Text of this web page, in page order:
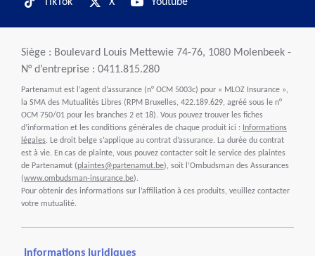
Siège : Boulevard Louis Mettewie 74-76, 1080 Molenbeek -
N° d’entreprise : 0411.815.280
Partenamut est l’agent d’assurance (n° OCM 5003c) pour « MLOZ Insurance »,
la SMA des Mutualités Libres (RPM Bruxelles, 422.189.629, agréé sous le n°
OCM 750/01 pour les branches 2 et 18). Vous pouvez trouver les fiches
d’information et les conditions générales de chaque produit ici : Informations
légales. Le droit belge s’applique au contrat d’assurance. La durée du contrat
est à vie. En cas de plainte, vous pouvez contacter soit le service des plaintes
de Partenamut (plaintes@partenamut.be), soit l’Ombudsman des Assurances
(www.ombudsman-insurance.be).
Pour obtenir des informations sur l’affiliation à ces produits, veuillez contacter
votre mutualité.
Informations juridiques